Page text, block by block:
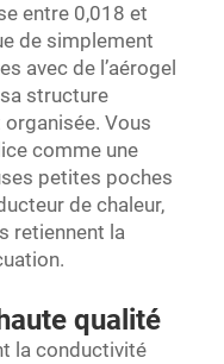
entre 0,018 et
de simplement
avec de l’aérogel
structure
Vous
comme une
petites poches
de chaleur,
retiennent la
qualité
la conductivité